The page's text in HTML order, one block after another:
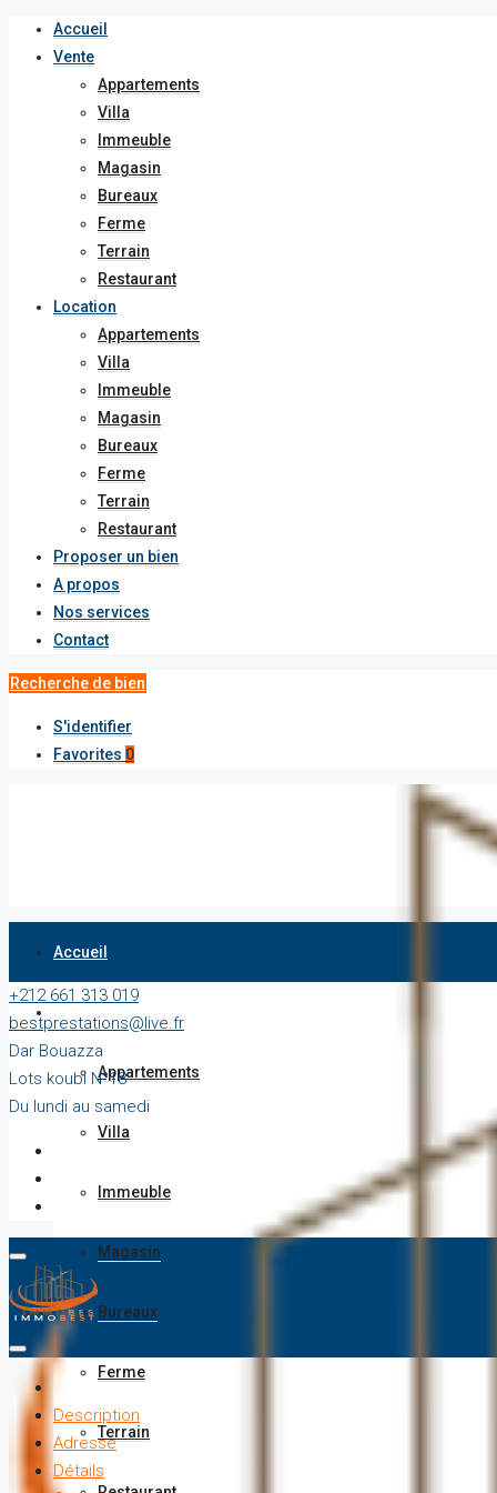
Accueil
Vente
Appartements
Villa
Immeuble
Magasin
Bureaux
Ferme
Terrain
Restaurant
Location
Appartements
Villa
Immeuble
Magasin
Bureaux
Ferme
Terrain
Restaurant
Proposer un bien
A propos
Nos services
Contact
Recherche de bien
S'identifier
Favorites 0
Accueil
Appartements
Villa
Immeuble
Magasin
Bureaux
Ferme
Terrain
+212 661 313 019
bestprestations@live.fr
Dar Bouazza
Lots koubi N°18
Du lundi au samedi
Description
Adresse
Détails